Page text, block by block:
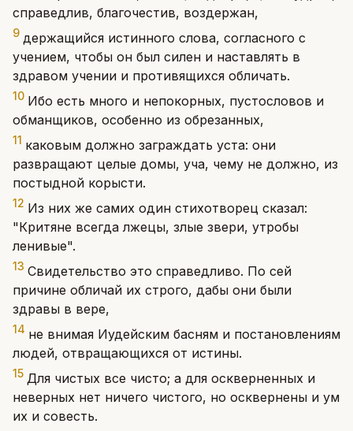
справедлив, благочестив, воздержан,
9 держащийся истинного слова, согласного с
учением, чтобы он был силен и наставлять в
здравом учении и противящихся обличать.
10 Ибо есть много и непокорных, пустословов и
обманщиков, особенно из обрезанных,
11 каковым должно заграждать уста: они
развращают целые домы, уча, чему не должно, из
постыдной корысти.
12 Из них же самих один стихотворец сказал:
"Критяне всегда лжецы, злые звери, утробы
ленивые".
13 Свидетельство это справедливо. По сей
причине обличай их строго, дабы они были
здравы в вере,
14 не внимая Иудейским басням и постановлениям
людей, отвращающихся от истины.
15 Для чистых все чисто; а для оскверненных и
неверных нет ничего чистого, но осквернены и ум
их и совесть.